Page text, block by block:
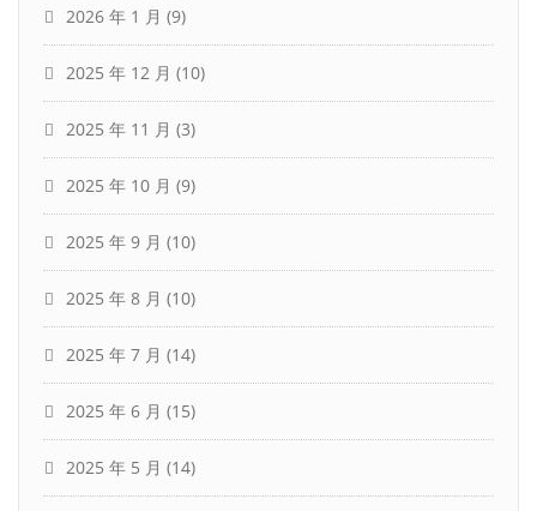
2026 年 1 月 (9)
2025 年 12 月 (10)
2025 年 11 月 (3)
2025 年 10 月 (9)
2025 年 9 月 (10)
2025 年 8 月 (10)
2025 年 7 月 (14)
2025 年 6 月 (15)
2025 年 5 月 (14)